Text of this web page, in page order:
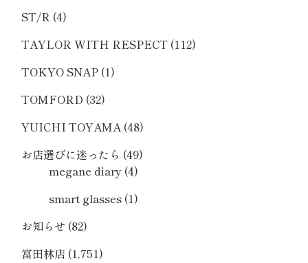
ST/R (4)
TAYLOR WITH RESPECT (112)
TOKYO SNAP (1)
TOMFORD (32)
YUICHI TOYAMA(48)
お店選びに迷ったら (49)
megane diary (4)
smart glasses (1)
お知らせ (82)
富田林店 (1,751)